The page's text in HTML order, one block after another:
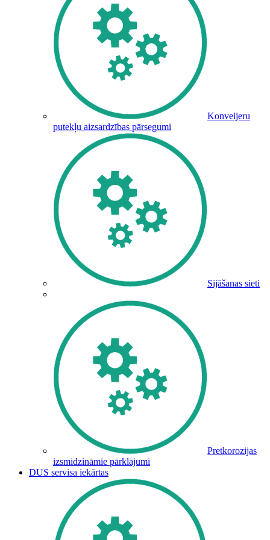
Konveijeru
putekļu aizsardzības pārsegumi
Sijāšanas sieti
Pretkorozijas
izsmidzināmie pārklājumi
DUS servisa iekārtas